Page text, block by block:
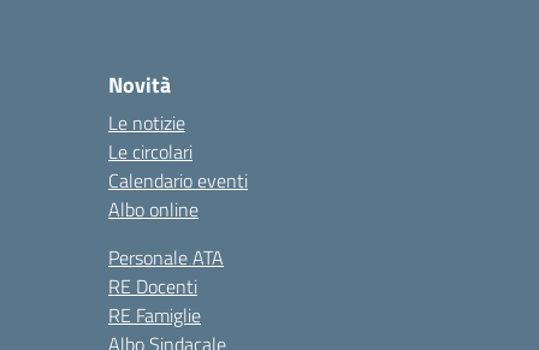
Novità
Le notizie
Le circolari
Calendario eventi
Albo online
Personale ATA
RE Docenti
RE Famiglie
Albo Sindacale